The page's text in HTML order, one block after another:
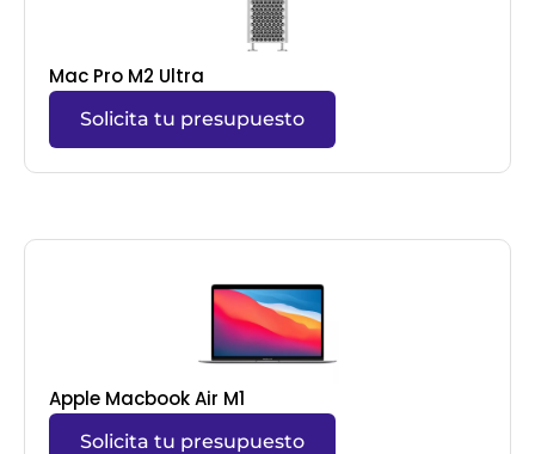
Mac Pro M2 Ultra
Solicita tu presupuesto
Apple Macbook Air M1
Solicita tu presupuesto